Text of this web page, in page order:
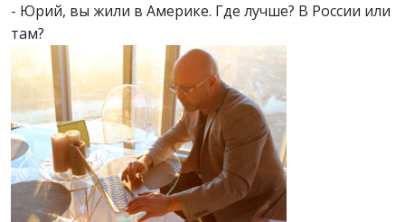
- Юрий, вы жили в Америке. Где лучше? В России или
там?